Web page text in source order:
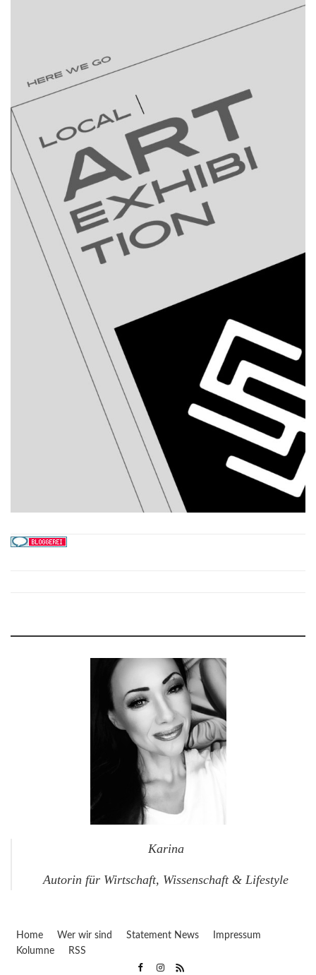
Karina
Autorin für Wirtschaft, Wissenschaft & Lifestyle
Home Wer wir sind Statement News
Impressum
Kolumne
RSS